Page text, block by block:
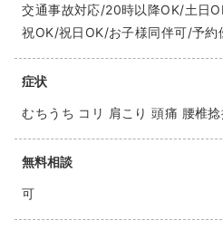
交通事故対応/20時以降OK/土日
祝OK/祝日OK/お子様同伴可/予約
症状
むちうち コリ 肩こり 頭痛 腰椎
無料相談
可